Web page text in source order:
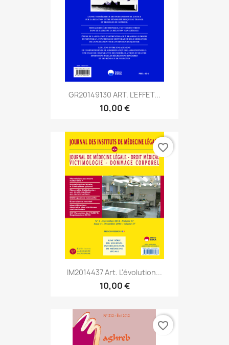
GR20149130 ART. L'EFFET...
10,00 €
IM2014437 Art. L'évolution...
10,00 €
favorite_border
favorite_border